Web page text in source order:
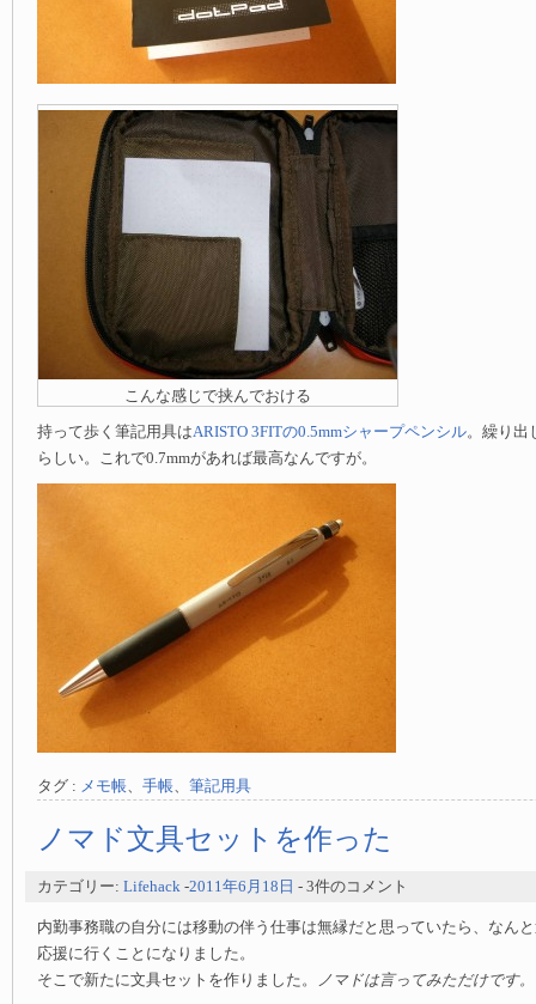
こんな感じで挟んでおける
持って歩く筆記用具はARISTO 3FITの0.5mmシャープペンシル。繰り出
らしい。これで0.7mmがあれば最高なんですが。
タグ : メモ帳、 手帳、 筆記用具
ノマド文具セットを作った
カテゴリー: Lifehack -2011年6月18日 - 3件のコメント
内勤事務職の自分には移動の伴う仕事は無縁だと思っていたら、なん
応援に行くことになりました。
そこで新たに文具セットを作りました。
ノマドは言ってみただけです。